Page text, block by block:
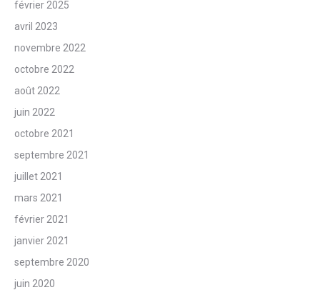
février 2025
avril 2023
novembre 2022
octobre 2022
août 2022
juin 2022
octobre 2021
septembre 2021
juillet 2021
mars 2021
février 2021
janvier 2021
septembre 2020
juin 2020